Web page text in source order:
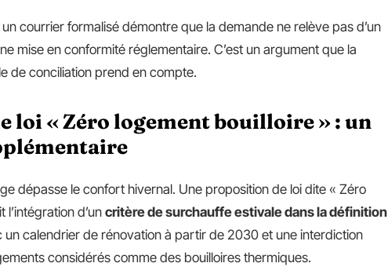
courrier formalisé démontre que la demande ne relève pas d’un
mise en conformité réglementaire. C’est un argument que la
de conciliation prend en compte.
loi « Zéro logement bouilloire » : un
dépasse le confort hivernal. Une proposition de loi dite « Zéro
d’un critère de surchauffe estivale dans la définition
un calendrier de rénovation à partir de 2030 et une interdiction
considérés comme des bouilloires thermiques.